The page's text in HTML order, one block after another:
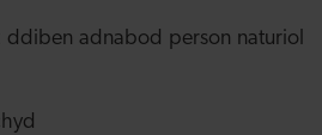
ddiben adnabod person naturiol